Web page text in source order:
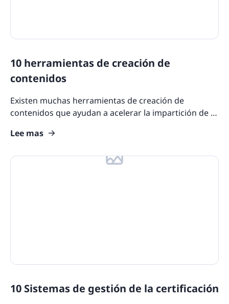
10 herramientas de creación de
contenidos
Existen muchas herramientas de creación de
contenidos que ayudan a acelerar la impartición de la
Lee mas
10 Sistemas de gestión de la certificación